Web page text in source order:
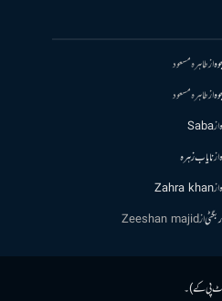
ازطاہرہ مسعود
ازطاہرہ مسعود
ازSaba
ازنایاب زہرہ
ازZahra khan
بگٹیازZeeshan majid